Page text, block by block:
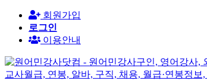
회원가입
로그인
이용안내